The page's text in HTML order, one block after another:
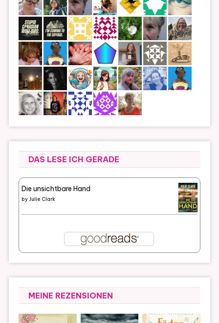
DAS LESE ICH GERADE
Die unsichtbare Hand
byJulie Clark
MEINE REZENSIONEN